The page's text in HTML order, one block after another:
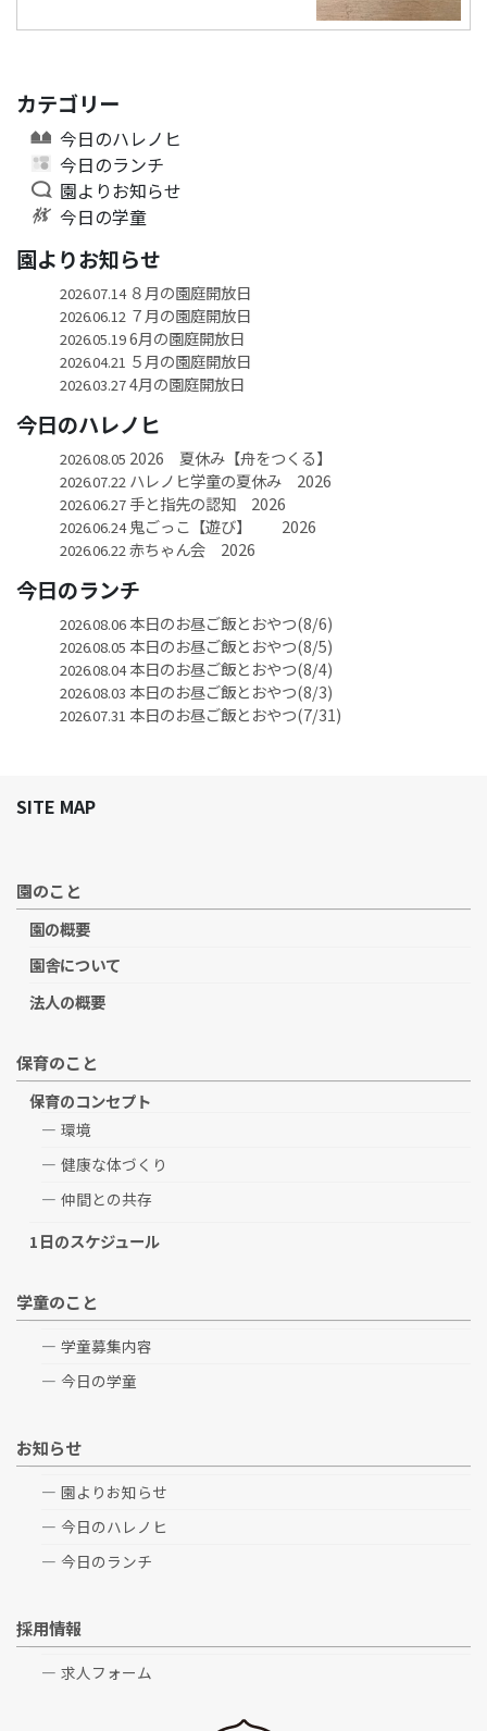
カテゴリー
今日のハレノヒ
今日のランチ
園よりお知らせ
今日の学童
園よりお知らせ
2026.07.14８月の園庭開放日
2026.06.12 ７月の園庭開放日
2026.05.196月の園庭開放日
2026.04.21 ５月の園庭開放日
2026.03.274月の園庭開放日
今日のハレノヒ
2026.08.05 2026 夏休み【舟をつくる】
2026.07.22 ハレノヒ学童の夏休み 2026
2026.06.27手と指先の認知 2026
2026.06.24鬼ごっこ【遊び】 2026
2026.06.22赤ちゃん会 2026
今日のランチ
2026.08.06本日のお昼ご飯とおやつ(8/6)
2026.08.05 本日のお昼ご飯とおやつ(8/5)
2026.08.04本日のお昼ご飯とおやつ(8/4)
2026.08.03 本日のお昼ご飯とおやつ(8/3)
2026.07.31 本日のお昼ご飯とおやつ(7/31)
SITE MAP
園のこと
園の概要
園舎について
法人の概要
保育のこと
保育のコンセプト
環境
健康な体づくり
仲間との共存
1日のスケジュール
学童のこと
学童募集内容
今日の学童
お知らせ
園よりお知らせ
今日のハレノヒ
今日のランチ
採用情報
求人フォーム